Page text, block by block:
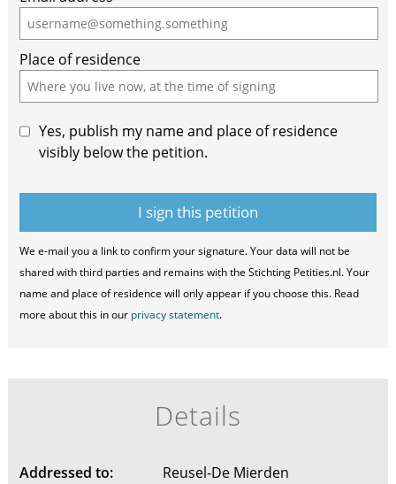
Place of residence
Yes, publish my name and place of residence
visibly below the petition.
We e-mail you a link to confirm your signature. Your data will not be
shared with third parties and remains with the Stichting Petities.nl. Your
name and place of residence will only appear if you choose this. Read
more about this in our privacy statement.
Details
Addressed to:
Reusel-De Mierden